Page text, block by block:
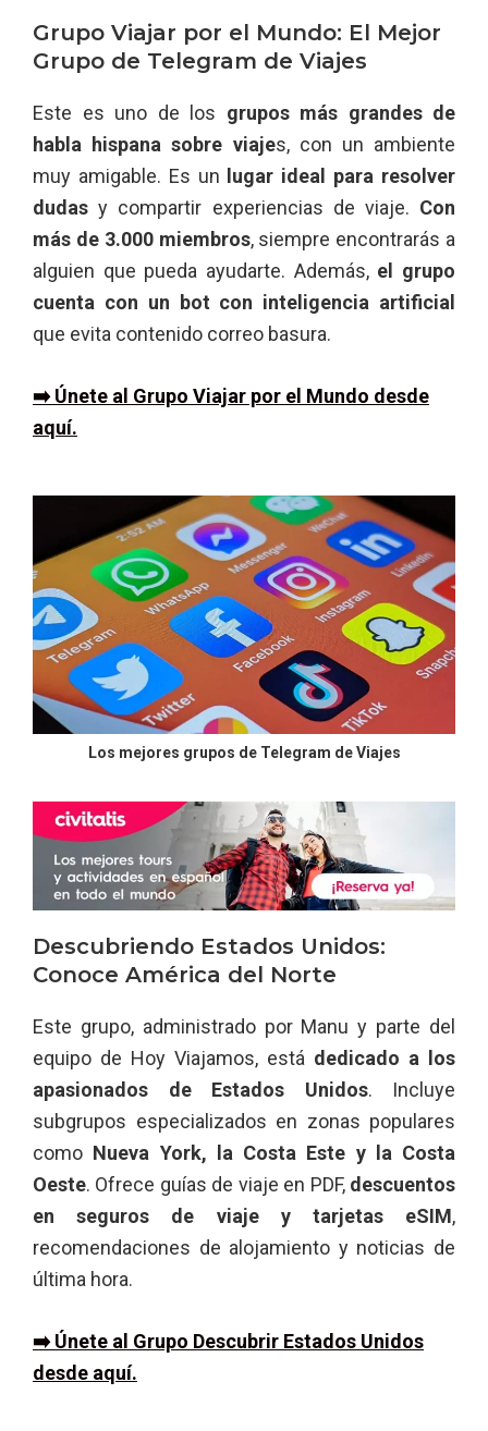
Grupo Viajar por el Mundo: El Mejor
Grupo de Telegram de Viajes
Este es uno de los grupos más grandes de
habla hispana sobre viajes, con un ambiente
muy amigable. Es un
lugar ideal para resolver
dudas y compartir experiencias de viaje. Con
más de 3.000 miembros, siempre encontrarás a
alguien que pueda ayudarte. Además,el grupo
cuenta con un bot con inteligencia artificial
que evita contenido correo basura.
➡️ Únete al Grupo Viajar por el Mundo desde
aquí.
Los mejores grupos de Telegram de Viajes
Descubriendo Estados Unidos:
Conoce América del Norte
Este grupo, administrado por Manu y parte del
equipo de Hoy Viajamos, está dedicado a los
apasionados de Estados Unidos. Incluye
subgrupos especializados en zonas populares
como Nueva York, la Costa Este y la Costa
Oeste. Ofrece guías de viaje en PDF, descuentos
en seguros de viaje y tarjetas eSIM,
recomendaciones de alojamiento y noticias de
última hora.
➡️ Únete al Grupo Descubrir Estados Unidos
desde aquí.